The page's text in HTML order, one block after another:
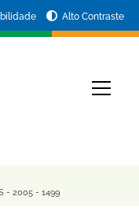
Alto Contraste
- 2005 - 1499